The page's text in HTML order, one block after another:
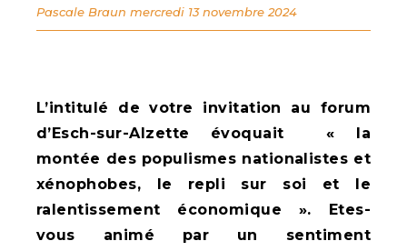
L’intitulé de votre invitation au forum
d’Esch-sur-Alzette évoquait « la
montée des populismes nationalistes et
xénophobes, le repli sur soi et le
ralentissement économique ». Etes-
vous animé par un sentiment
Pascale Braun mercredi 13 novembre 2024